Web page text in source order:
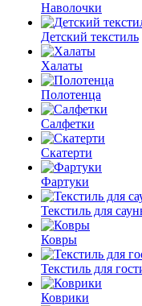
Наволочки
Детский текстиль
Халаты
Полотенца
Салфетки
Скатерти
Фартуки
Текстиль для
Ковры
Текстиль для
Коврики